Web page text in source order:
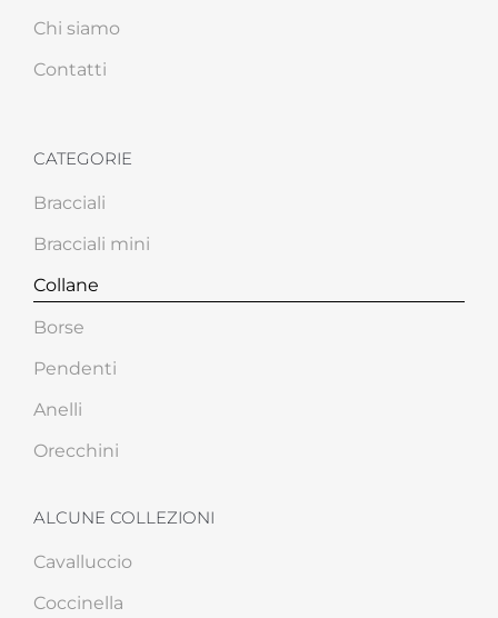
Chi siamo
Contatti
CATEGORIE
Bracciali
Bracciali mini
Collane
Borse
Pendenti
Anelli
Orecchini
ALCUNE COLLEZIONI
Cavalluccio
Coccinella